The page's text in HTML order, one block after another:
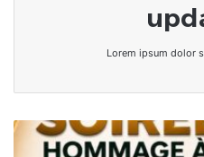
Lorem ipsum dolor
À